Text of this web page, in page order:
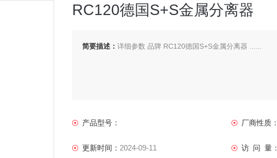
RC120德国S+S金属分离器
简要描述： 详细参数 品牌 RC120德国S+S金属分离器 ......
产品型号： 厂商性质：
更新时间： 2024-09-11 访 问 量：